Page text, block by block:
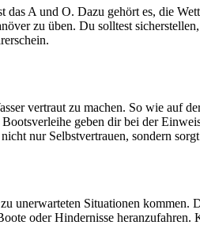
das A und O. Dazu gehört es, die
zu üben. Du solltest
vertraut zu machen. So wie auf
geben dir bei der
nur Selbstvertrauen, sondern
unerwarteten Situationen
oder Hindernisse